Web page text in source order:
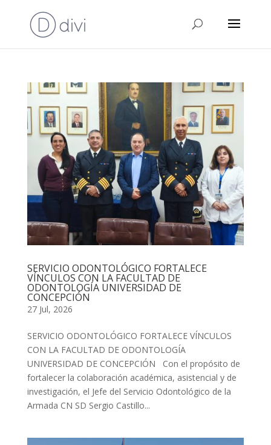
SERVICIO ODONTOLÓGICO FORTALECE
VÍNCULOS CON LA FACULTAD DE
ODONTOLOGÍA UNIVERSIDAD DE
CONCEPCIÓN
27 Jul, 2026
SERVICIO ODONTOLÓGICO FORTALECE VÍNCULOS
CON LA FACULTAD DE ODONTOLOGÍA
UNIVERSIDAD DE CONCEPCIÓN Con el propósito de
fortalecer la colaboración académica, asistencial y de
investigación, el Jefe del Servicio Odontológico de la
Armada CN SD Sergio Castillo...